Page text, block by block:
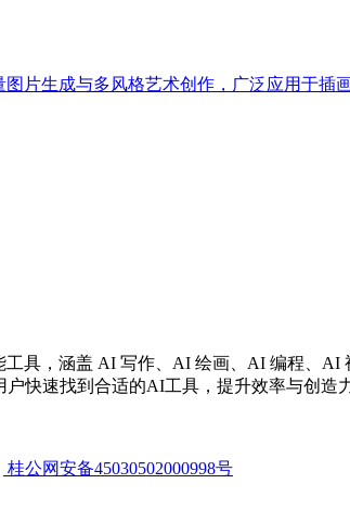
片生成与多风格艺术创作，广泛应用于插
具，涵盖 AI 写作、AI 绘画、AI 编程、
快速找到合适的AI工具，提升效率与创造力
桂公网安备45030502000998号